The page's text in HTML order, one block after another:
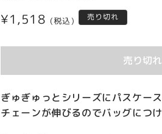
通
格
¥1,518 (税込) 売り切れ
売り切れ
ぎゅぎゅっとシリーズにパスケー
チェーンが伸びるのでバッグにつ